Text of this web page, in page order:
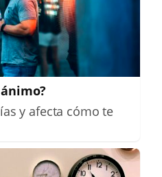
y afecta cómo te